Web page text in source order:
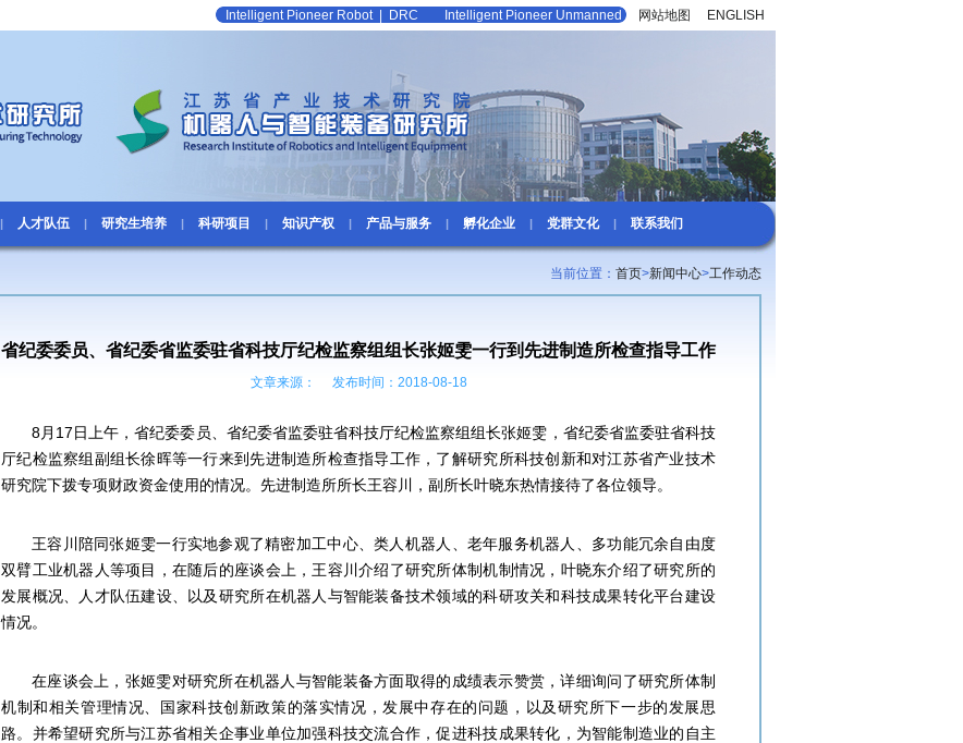
Intelligent Pioneer Robot| DRC Intelligent Pioneer Unmanned 网站地图 ENGLISH
| 人才队伍 | 研究生培养 | 科研项目 | 知识产权 | 产品与服务 | 孵化企业 | 党群文化 | 联系我们
当前位置： 首页>新闻中心>工作动态
省纪委委员、省纪委省监委驻省科技厅纪检监察组组长张姬雯一行到先进制造所检查指导工作
文章来源： 发布时间：2018-08-18
8月17日上午，省纪委委员、省纪委省监委驻省科技厅纪检监察组组长张姬雯，省纪委省监委驻省科技
厅纪检监察组副组长徐晖等一行来到先进制造所检查指导工作，了解研究所科技创新和对江苏省产业技术
研究院下拨专项财政资金使用的情况。先进制造所所长王容川，副所长叶晓东热情接待了各位领导。
王容川陪同张姬雯一行实地参观了精密加工中心、类人机器人、老年服务机器人、多功能冗余自由度
双臂工业机器人等项目，在随后的座谈会上，王容川介绍了研究所体制机制情况，叶晓东介绍了研究所的
发展概况、人才队伍建设、以及研究所在机器人与智能装备技术领域的科研攻关和科技成果转化平台建设
情况。
在座谈会上，张姬雯对研究所在机器人与智能装备方面取得的成绩表示赞赏，详细询问了研究所体制
机制和相关管理情况、国家科技创新政策的落实情况，发展中存在的问题，以及研究所下一步的发展思
路。并希望研究所与江苏省相关企事业单位加强科技交流合作，促进科技成果转化，为智能制造业的自主